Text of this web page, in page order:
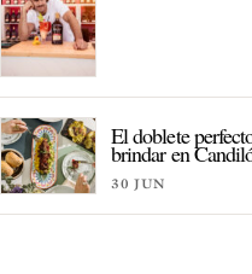
El doblete
brindar en
30 JUN